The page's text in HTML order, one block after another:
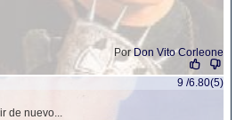
Por Don Vito Corleone
9 /6.80(5)
de nuevo...